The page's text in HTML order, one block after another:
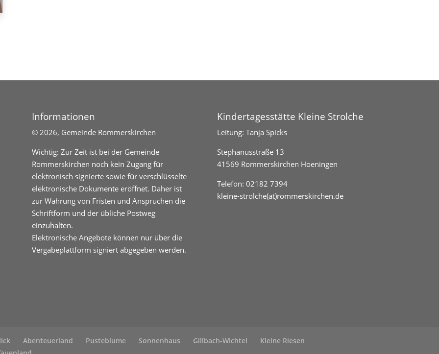
Informationen
© 2026, Gemeinde Rommerskirchen
Wichtig: Zur Zeit ist bei der Gemeinde
Rommerskirchen noch kein Zugang für
elektronisch signierte sowie für verschlüsselte
elektronische Dokumente eröffnet. Daher ist
zur Wahrung von Fristen und Ansprüchen die
Schriftform und der übliche Postweg
einzuhalten.
Elektronische Angebote können nur über die
Vergabeplattform signiert abgegeben werden.
Kindertagesstätte Kleine Strolche
Leitung: Tanja Spicks
Stephanusstraße 13
41569 Rommerskirchen Hoeningen
Telefon: 02182 7394
kleine-strolche(at)rommerskirchen.de
Abenteuerland Pusteblume Sonnenhaus Gillbach-Wichtel
Kleine Riesen